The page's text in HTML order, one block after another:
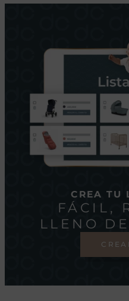
CREA TU
FÁCIL,
LLENO